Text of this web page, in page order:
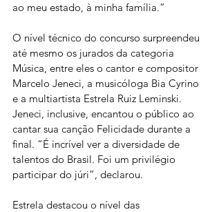
ao meu estado, à minha família.”
O nível técnico do concurso surpreendeu
até mesmo os jurados da categoria
Música, entre eles o cantor e compositor
Marcelo Jeneci, a musicóloga Bia Cyrino
e a multiartista Estrela Ruiz Leminski.
Jeneci, inclusive, encantou o público ao
cantar sua canção Felicidade durante a
final. “É incrível ver a diversidade de
talentos do Brasil. Foi um privilégio
participar do júri”, declarou.
Estrela destacou o nível das